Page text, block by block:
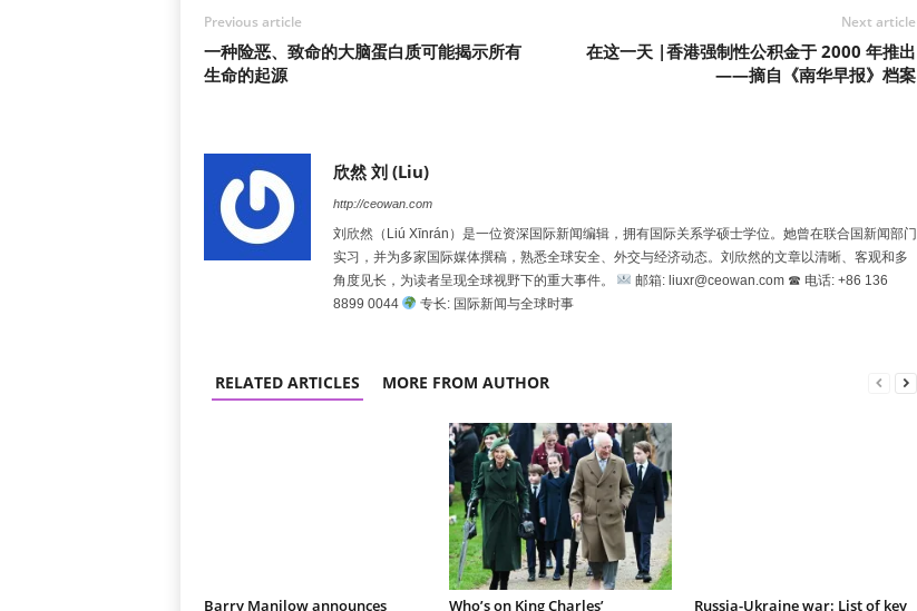
Previous article
一种险恶、致命的大脑蛋白质可能揭示所有
生命的起源
Next article
在这一天 |香港强制性公积金于 2000 年推出
——摘自《南华早报》档案
欣然 刘 (Liu)
http://ceowan.com
刘欣然（Liú Xīnrán）是一位资深国际新闻编辑，拥有国际关系学硕士学位。她曾在联合国新闻部门
实习，并为多家国际媒体撰稿，熟悉全球安全、外交与经济动态。刘欣然的文章以清晰、客观和多
角度见长，为读者呈现全球视野下的重大事件。
邮箱: liuxr@ceowan.com ☎ 电话: +86 136
8899 0044
专长: 国际新闻与全球时事
RELATED ARTICLES MORE FROM AUTHOR
Barry Manilow announces Who’s on King Charles’ Russia-Ukraine war: List of key